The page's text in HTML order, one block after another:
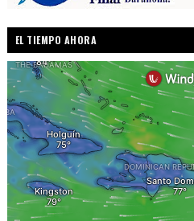
EL TIEMPO AHORA